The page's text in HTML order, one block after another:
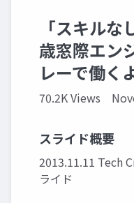
「スキル
歳窓際エン
レーで働く
70.2K Views
スライド概要
2013.11.11 Tech
ライド